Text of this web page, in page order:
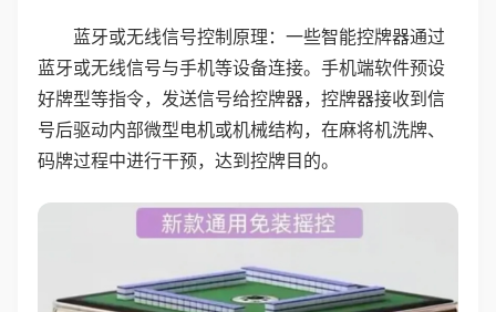
蓝牙或无线信号控制原理：一些智能控牌器通过
蓝牙或无线信号与手机等设备连接。手机端软件预设
好牌型等指令，发送信号给控牌器，控牌器接收到信
号后驱动内部微型电机或机械结构，在麻将机洗牌、
码牌过程中进行干预，达到控牌目的。